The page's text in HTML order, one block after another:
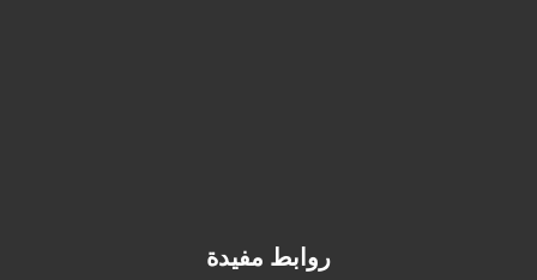
روابط مفيدة